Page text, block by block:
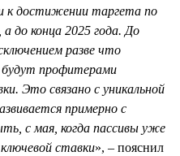
к достижении таргета по
а до конца 2025 года. До
разве что
будут профитерами
Это связано с уникальной
примерно с
с мая, когда пассивы уже
ставки», – пояснил